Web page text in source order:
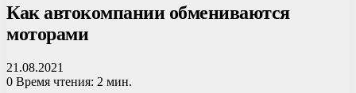
Как автокомпании обмениваются
моторами
21.08.2021
0 Время чтения: 2 мин.